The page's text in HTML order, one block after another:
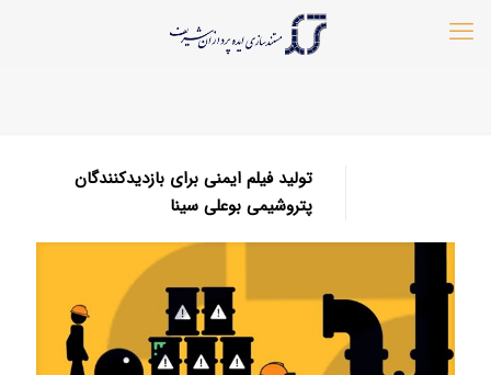
تولید فیلم ایمنی برای بازدیدکنندگان
پتروشیمی بوعلی سینا